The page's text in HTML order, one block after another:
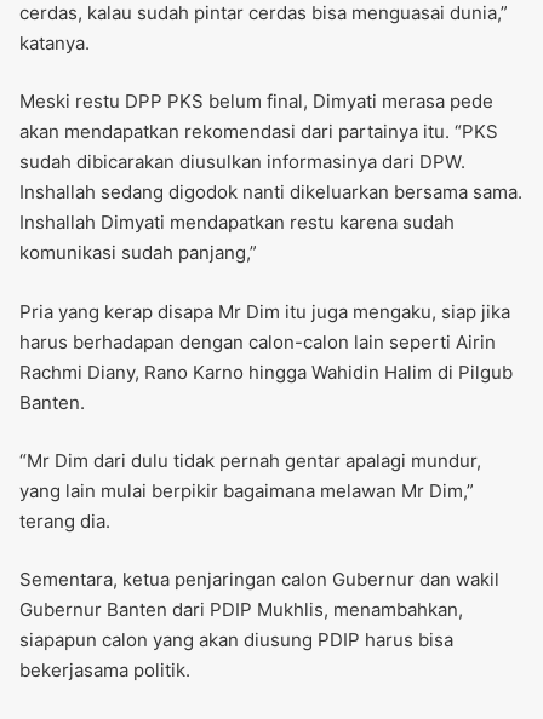
cerdas, kalau sudah pintar cerdas bisa menguasai dunia,”
katanya.
Meski restu DPP PKS belum final, Dimyati merasa pede
akan mendapatkan rekomendasi dari partainya itu. “PKS
sudah dibicarakan diusulkan informasinya dari DPW.
Inshallah sedang digodok nanti dikeluarkan bersama sama.
Inshallah Dimyati mendapatkan restu karena sudah
komunikasi sudah panjang,”
Pria yang kerap disapa Mr Dim itu juga mengaku, siap jika
harus berhadapan dengan calon-calon lain seperti Airin
Rachmi Diany, Rano Karno hingga Wahidin Halim di Pilgub
Banten.
“Mr Dim dari dulu tidak pernah gentar apalagi mundur,
yang lain mulai berpikir bagaimana melawan Mr Dim,”
terang dia.
Sementara, ketua penjaringan calon Gubernur dan wakil
Gubernur Banten dari PDIP Mukhlis, menambahkan,
siapapun calon yang akan diusung PDIP harus bisa
bekerjasama politik.